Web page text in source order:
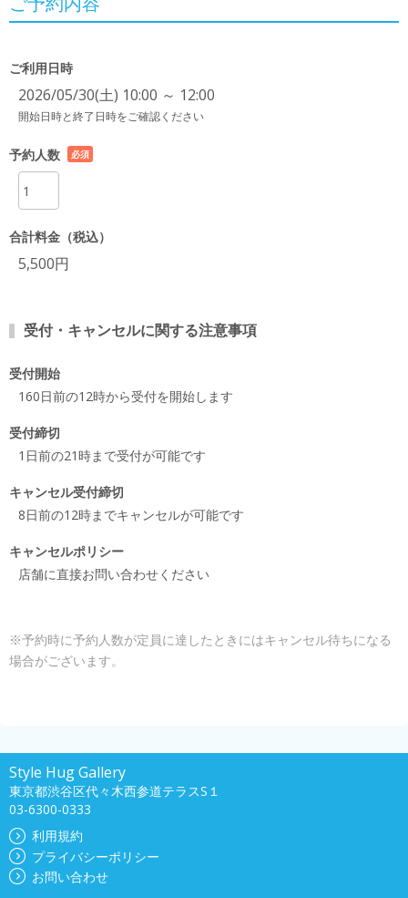
ご利用日時
2026/05/30(土) 10:00 ～ 12:00
開始日時と終了日時をご確認ください
予約人数
必須
合計料金（税込）
5,500円
受付・キャンセルに関する注意事項
受付開始
160日前の12時から受付を開始します
受付締切
1日前の21時まで受付が可能です
キャンセル受付締切
8日前の12時までキャンセルが可能です
キャンセルポリシー
店舗に直接お問い合わせください
※予約時に予約人数が定員に達したときにはキャンセル待ちになる
場合がございます。
Style Hug Gallery
東京都渋谷区代々木西参道テラスS１
03-6300-0333
利用規約
プライバシーポリシー
お問い合わせ